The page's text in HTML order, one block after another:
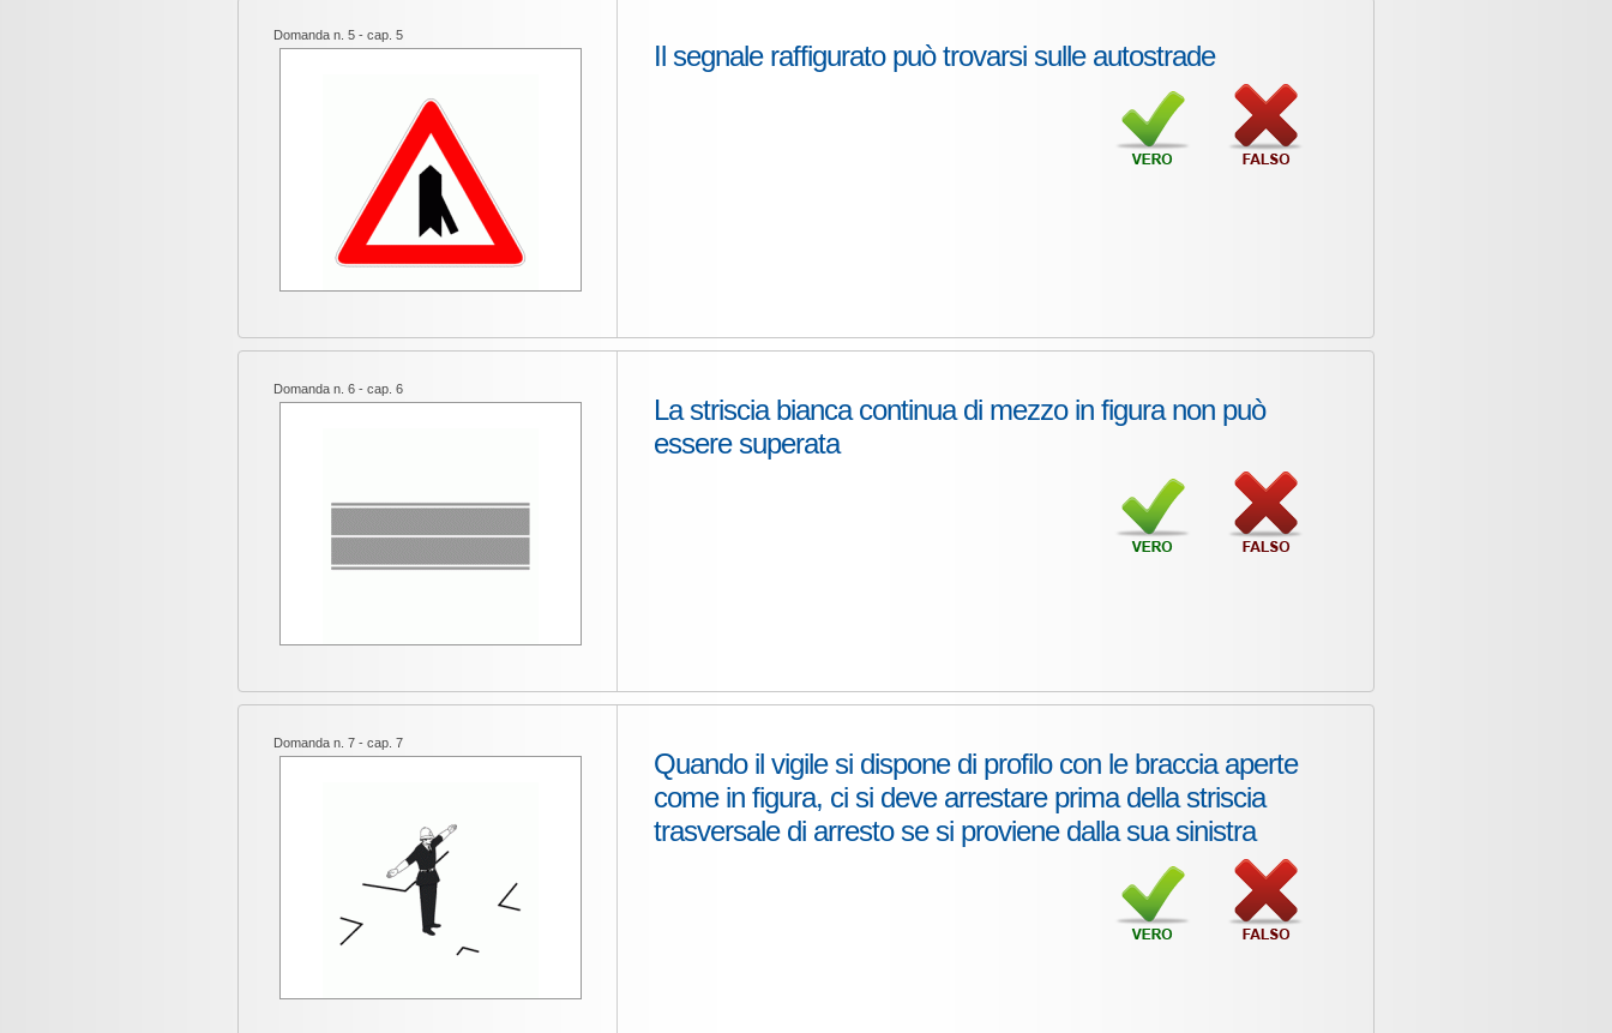
Domanda n. 5 - cap. 5
Il segnale raffigurato può trovarsi sulle autostrade
Domanda n. 6 - cap. 6
La striscia bianca continua di mezzo in figura non può
essere superata
Domanda n. 7 - cap. 7
Quando il vigile si dispone di profilo con le braccia aperte
come in figura, ci si deve arrestare prima della striscia
trasversale di arresto se si proviene dalla sua sinistra